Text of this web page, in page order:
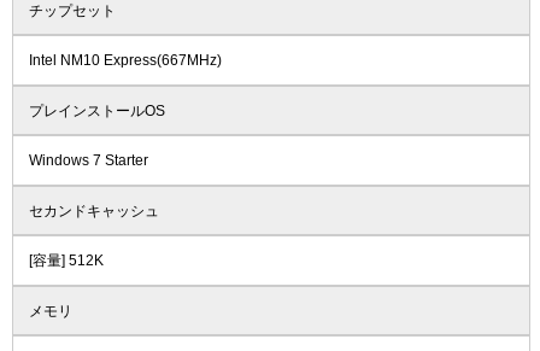
チップセット
Intel NM10 Express(667MHz)
プレインストールOS
Windows 7 Starter
セカンドキャッシュ
[容量] 512K
メモリ